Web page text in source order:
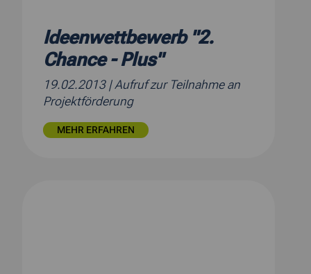
Ideenwettbewerb "2.
Chance - Plus"
19.02.2013 | Aufruf zur Teilnahme an
Projektförderung
MEHR ERFAHREN